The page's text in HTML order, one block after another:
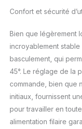
Confort et sécurité
Bien que légèrement
incroyablement
basculement, qui
45°. Le réglage de la
commande, bien que
initiaux, fournissent
pour travailler en
alimentation filaire